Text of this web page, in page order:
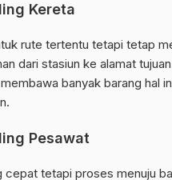
Kereta
rute tertentu tetapi tetap
dari stasiun ke alamat
banyak barang hal
Pesawat
cepat tetapi proses menuju